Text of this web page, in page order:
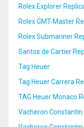
Rolex Explorer
Rolex GMT-Master
Rolex Submariner
Santos de Cartier
Tag Heuer
Tag Heuer Carrera
TAG Heuer Monaco
Vacheron Constantin